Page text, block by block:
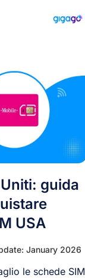
guida
USA
January 2026
le schede SIM